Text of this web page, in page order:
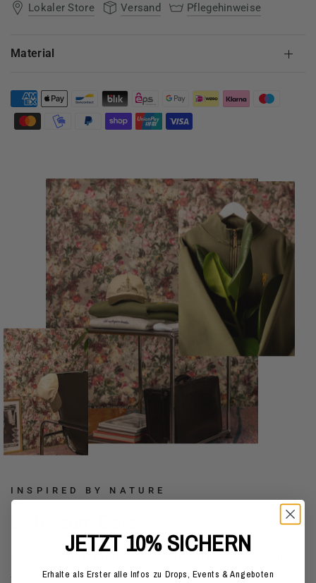
Lokaler Store Versand Pflegehinweise
Material
INSPIRED BY NATURE
Egal, ob du uns in unserem Store am Markt 55/57 in
Siegen besuchst oder easy online bestellst – unsere
JETZT 10% SICHERN
Erhalte als Erster alle Infos zu Drops, Events & Angeboten